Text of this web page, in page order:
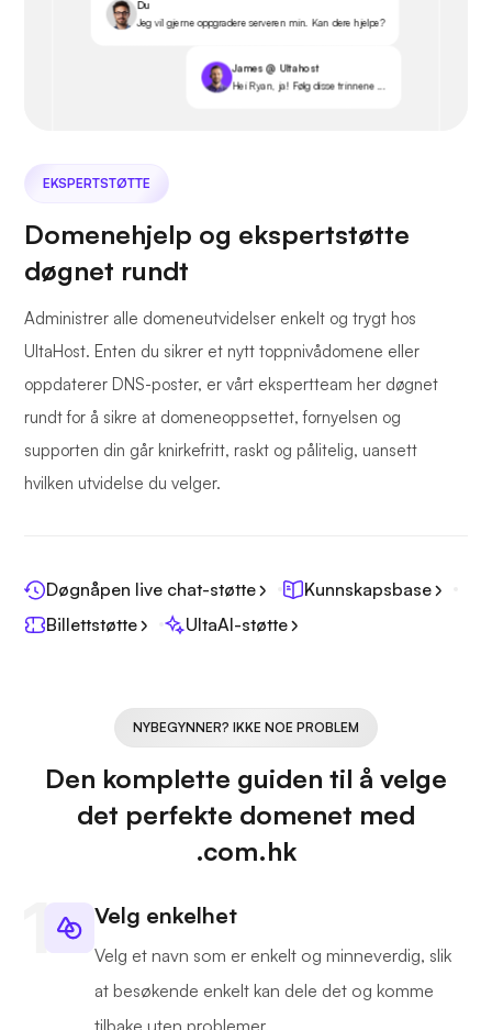
Du
Jeg vil gjerne oppgradere serveren min. Kan dere hjelpe?
James @ Ultahost
Hei Ryan, ja! Følg disse trinnene ...
EKSPERTSTØTTE
Domenehjelp og ekspertstøtte
døgnet rundt
Administrer alle domeneutvidelser enkelt og trygt hos
UltaHost. Enten du sikrer et nytt toppnivådomene eller
oppdaterer DNS-poster, er vårt ekspertteam her døgnet
rundt for å sikre at domeneoppsettet, fornyelsen og
supporten din går knirkefritt, raskt og pålitelig, uansett
hvilken utvidelse du velger.
Døgnåpen live chat-støtte
Kunnskapsbase
Billettstøtte
UltaAI-støtte
NYBEGYNNER? IKKE NOE PROBLEM
Den komplette guiden til å velge
det perfekte domenet med
.com.hk
Velg enkelhet
Velg et navn som er enkelt og minneverdig, slik
at besøkende enkelt kan dele det og komme